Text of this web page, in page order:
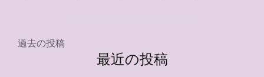
秋
投
過去の投稿
最近の投稿